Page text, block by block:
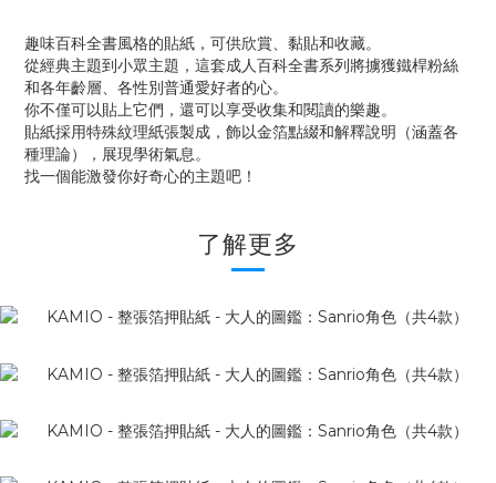
趣味百科全書風格的貼紙，可供欣賞、黏貼和收藏。
從經典主題到小眾主題，這套成人百科全書系列將擄獲鐵桿粉絲
和各年齡層、各性別普通愛好者的心。
你不僅可以貼上它們，還可以享受收集和閱讀的樂趣。
貼紙採用特殊紋理紙張製成，飾以金箔點綴和解釋說明（涵蓋各
種理論），展現學術氣息。
找一個能激發你好奇心的主題吧！
了解更多